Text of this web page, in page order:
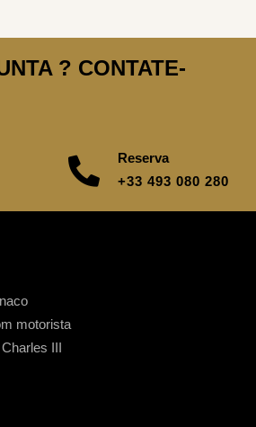
? CONTATE-
Reserva
+33 493 080 280
motorista
III